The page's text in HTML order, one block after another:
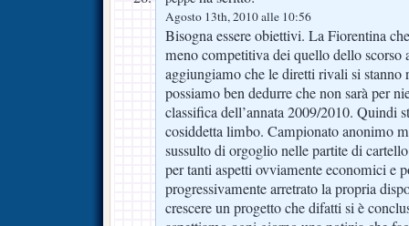
Agosto 13th, 2010 alle 10:56
Bisogna essere obiettivi. La Fiorentina
meno competitiva dei quello dello scorso
aggiungiamo che le diretti rivali si stanno
possiamo ben dedurre che non sarà per
classifica dell’annata 2009/2010. Quindi
cosiddetta limbo. Campionato anonimo
sussulto di orgoglio nelle partite di
per tanti aspetti ovviamente economici e
progressivamente arretrato la propria
crescere un progetto che difatti si è